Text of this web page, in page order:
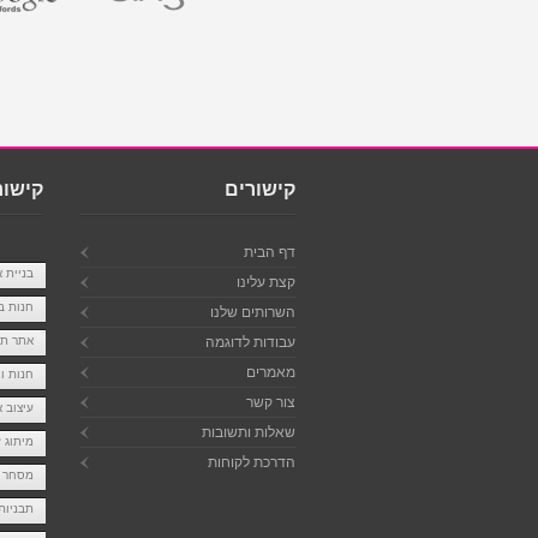
קישורים
דף הבית
קצת עלינו
השרותים שלנו
עבודות לדוגמה
מאמרים
צור קשר
שאלות ותשובות
הדרכת לקוחות
בניית
חנות
אתר
חנות
עיצוב
מיתוג
מסחר